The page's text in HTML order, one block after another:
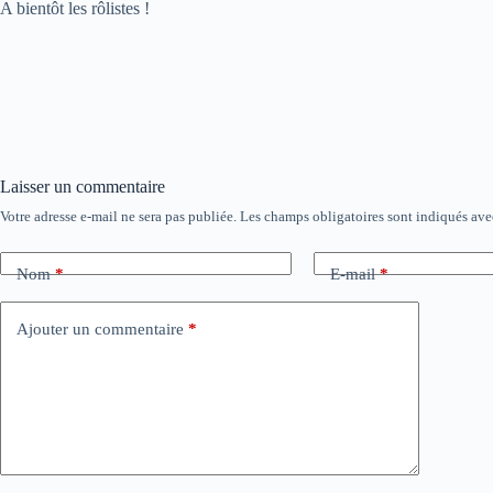
A bientôt les rôlistes !
Laisser un commentaire
Votre adresse e-mail ne sera pas publiée. Les champs obligatoires sont indiqués
Nom* E-mail*
Ajouter un commentaire *